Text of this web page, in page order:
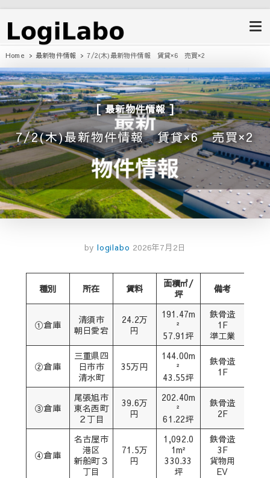
ロジラボ
動車整備工場・倉庫・事業用不動産
のポータルサイト
Home 最新物件情報 7/2(木)最新物件情報 賃貸×6 売買×2
最新物件情報
7/2(木)最新物件情報 賃貸×6 売買×2
by logilabo 2026年7月2日
種別 所在 賃料
面積㎡/
坪
備考
①倉庫
清須市
朝日愛宕
24.2万
円
191.47m
²
57.91坪
鉄骨造
1F
準工業
②倉庫
三重県四
日市市
清水町
35万円
144.00m
²
43.55坪
鉄骨造
1F
③倉庫
尾張旭市
東名西町
２丁目
39.6万
円
202.40m
²
61.22坪
鉄骨造
2F
④倉庫
名古屋市
港区
新船町３
丁目
71.5万
円
1,092.0
1m²
330.33
坪
鉄骨造
3F
貨物用
EV